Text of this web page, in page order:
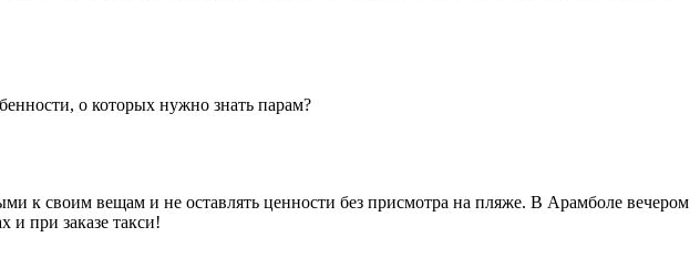
о которых нужно знать парам?
к своим вещам и не оставлять ценности без присмотра на пляже. В Арамболе вечером
и при заказе такси!